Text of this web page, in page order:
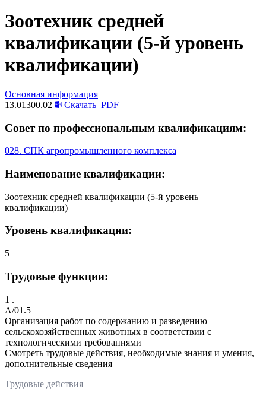
Зоотехник средней
квалификации (5-й уровень
квалификации)
Основная информация
13.01300.02
Скачать PDF
Совет по профессиональным квалификациям:
028. СПК агропромышленного комплекса
Наименование квалификации:
Зоотехник средней квалификации (5-й уровень
квалификации)
Уровень квалификации:
5
Трудовые функции:
1 .
A/01.5
Организация работ по содержанию и разведению
сельскохозяйственных животных в соответствии с
технологическими требованиями
Смотреть трудовые действия, необходимые знания и умения,
дополнительные сведения
Трудовые действия